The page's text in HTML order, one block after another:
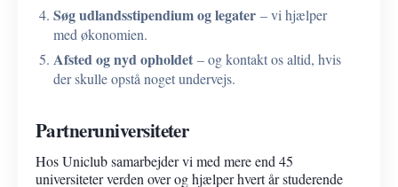
Søg udlandsstipendium og legater – vi hjælper
med økonomien.
Afsted og nyd opholdet – og kontakt os altid, hvis
der skulle opstå noget undervejs.
Partneruniversiteter
Hos Uniclub samarbejder vi med mere end 45
universiteter verden over og hjælper hvert år studerende